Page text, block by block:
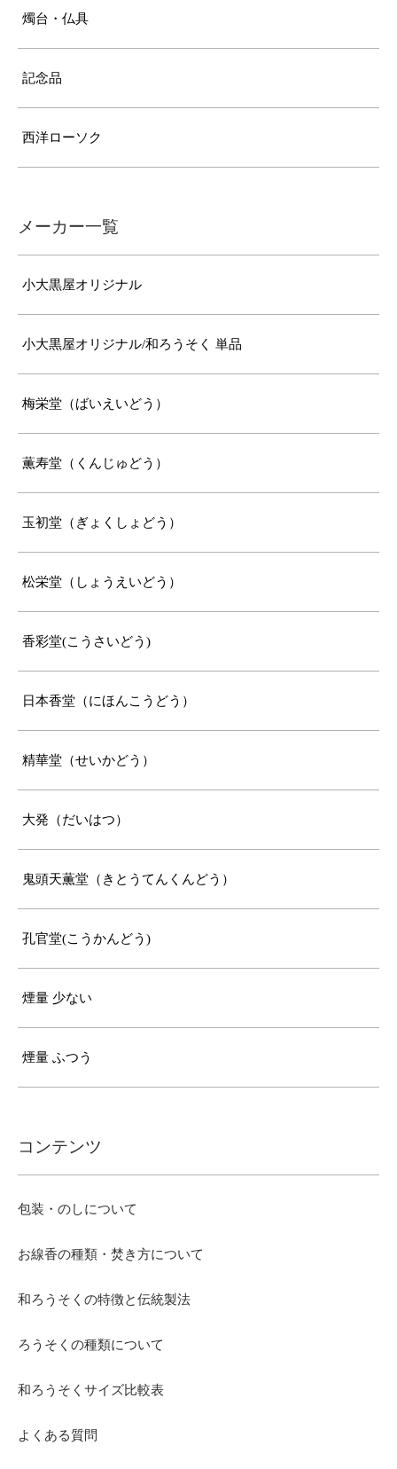
燭台・仏具
記念品
西洋ローソク
メーカー一覧
小大黒屋オリジナル
小大黒屋オリジナル/和ろうそく 単品
梅栄堂（ばいえいどう）
薫寿堂（くんじゅどう）
玉初堂（ぎょくしょどう）
松栄堂（しょうえいどう）
香彩堂(こうさいどう)
日本香堂（にほんこうどう）
精華堂（せいかどう）
大発（だいはつ）
鬼頭天薫堂（きとうてんくんどう）
孔官堂(こうかんどう)
煙量 少ない
煙量 ふつう
コンテンツ
包装・のしについて
お線香の種類・焚き方について
和ろうそくの特徴と伝統製法
ろうそくの種類について
和ろうそくサイズ比較表
よくある質問